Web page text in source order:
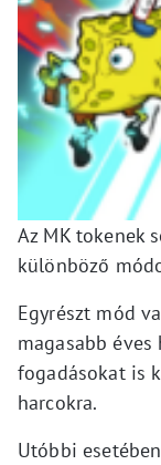
Az MK tokenek
különböző
Egyrészt mód
magasabb
fogadásokat is
harcokra.
Utóbbi